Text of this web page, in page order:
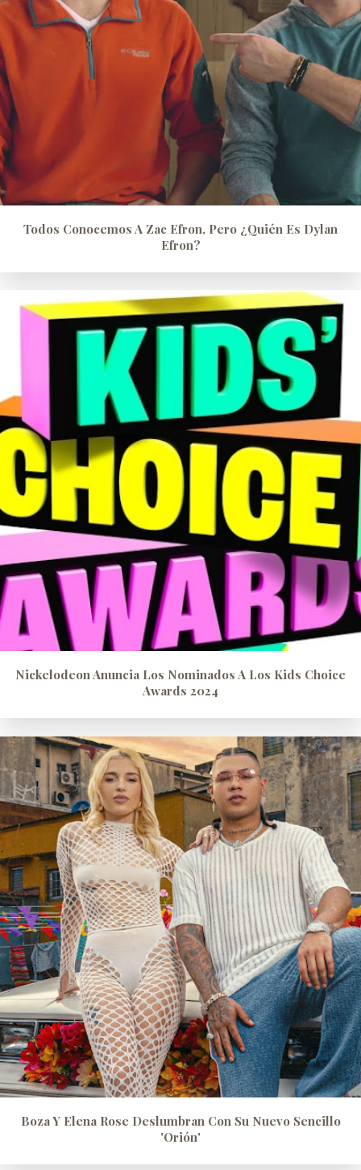
Todos Conocemos A Zac Efron, Pero ¿quién Es Dylan
Efron?
Nickelodeon Anuncia Los Nominados A Los Kids Choice
Awards 2024
Boza Y Elena Rose Deslumbran Con Su Nuevo Sencillo
'Orión'